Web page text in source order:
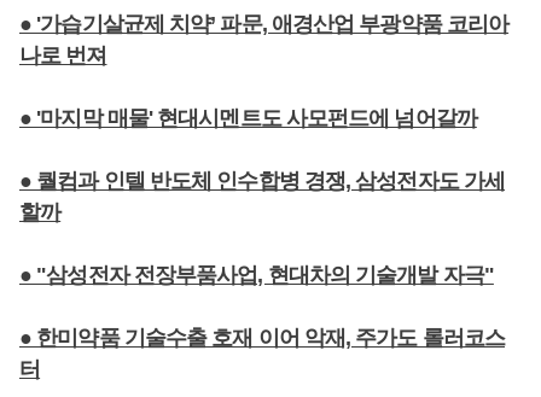
● '가습기살균제 치약’ 파문, 애경산업 부광약품 코리아
나로 번져
● '마지막 매물' 현대시멘트도 사모펀드에 넘어갈까
● 퀄컴과 인텔 반도체 인수합병 경쟁, 삼성전자도 가세
할까
● "삼성전자 전장부품사업, 현대차의 기술개발 자극"
● 한미약품 기술수출 호재 이어 악재, 주가도 롤러코스
터